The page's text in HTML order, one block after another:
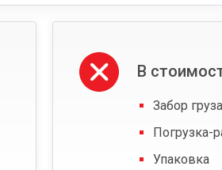
В
Забор
Погрузка-
Упаковка